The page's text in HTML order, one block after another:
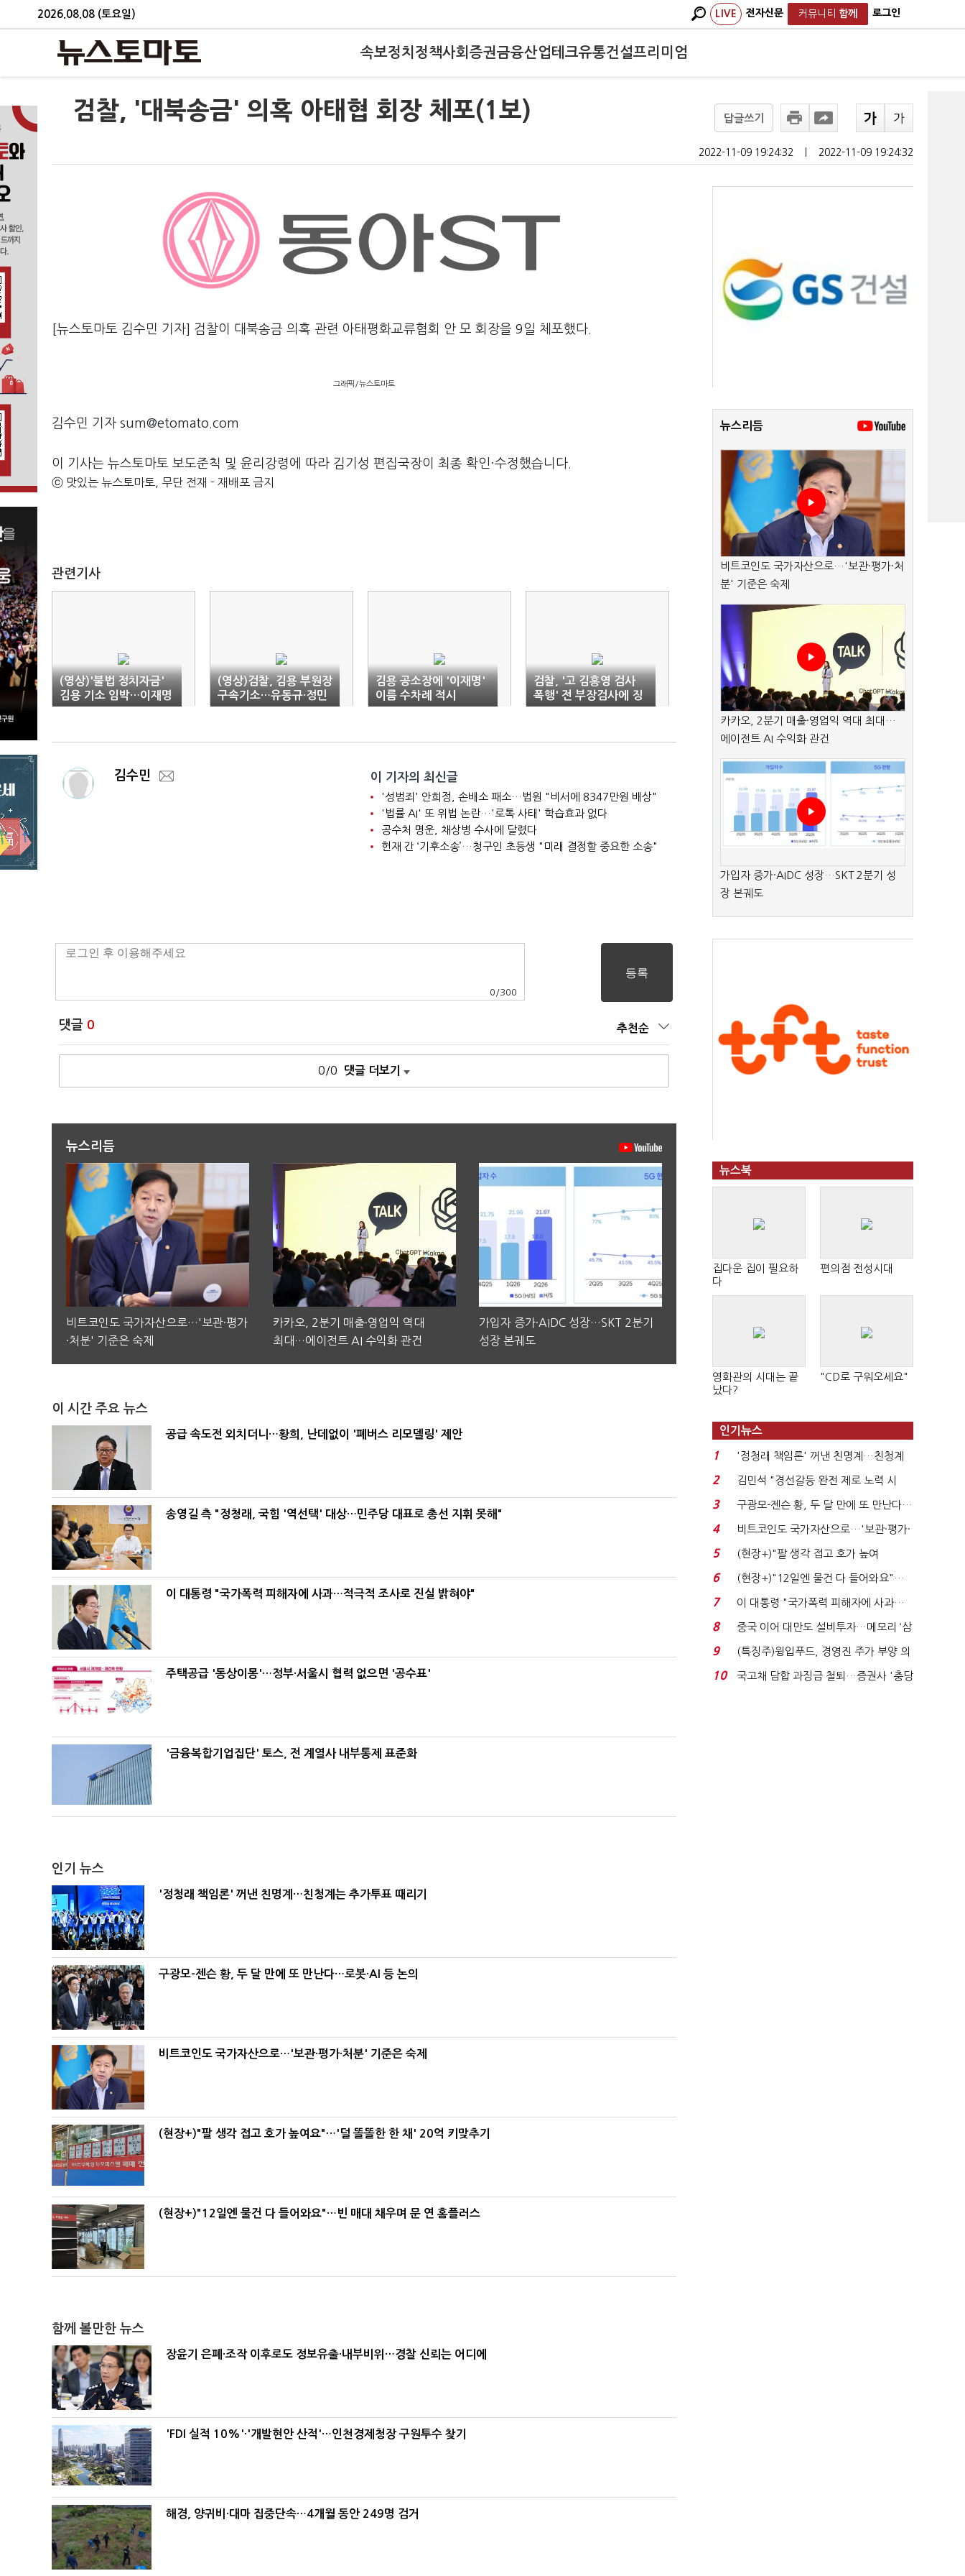
2026.08.08 (토요일) LIVE 전자신문 커뮤니티 함께 로그인
속보정치 정책사회 증권금융산업테크유통건설프리미엄
검찰, '대북송금' 의혹 아태협 회장 체포(1보) 답글쓰기
2022-11-09 19:24:32 2022-11-09 19:24:32
[뉴스토마토 김수민 기자] 검찰이 대북송금 의혹 관련 아태평화교류협회 안 모 회장을 9일 체포했다.
그래픽/뉴스토마토
김수민 기자 sum@etomato.com
이 기사는 뉴스토마토 보도준칙 및 윤리강령에 따라 김기성 편집국장이 최종 확인·수정했습니다.
ⓒ 맛있는 뉴스토마토, 무단 전재 - 재배포 금지
관련기사
(영상)'불법 정치자금'
김용 기소 임박…이재명
까지 확대될까
(영상)검찰, 김용 부원장
구속기소…유동규·정민
용·남욱도 재판에
김용 공소장에 '이재명'
이름 수차례 적시
검찰, '고 김홍영 검사
폭행' 전 부장검사에 징
역 1년6월 구형
김수민 이 기자의 최신글
'성범죄' 안희정, 손배소 패소…법원 "비서에 8347만원 배상"
'법률 AI' 또 위법 논란…'로톡 사태' 학습효과 없다
공수처 명운, 채상병 수사에 달렸다
헌재 간 ‘기후소송’…청구인 초등생 "미래 결정할 중요한 소송"
0 /300
댓글 0 추천순
0/0 댓글 더보기
뉴스리듬
비트코인도 국가자산으로…'보관·평가
·처분' 기준은 숙제
카카오, 2분기 매출·영업익 역대
최대…에이전트 AI 수익화 관건
가입자 증가·AIDC 성장…SKT 2분기
성장 본궤도
이 시간 주요 뉴스
공급 속도전 외치더니…황희, 난데없이 '폐버스 리모델링' 제안
송영길 측 "정청래, 국힘 '역선택' 대상…민주당 대표로 총선 지휘 못해"
이 대통령 "국가폭력 피해자에 사과…적극적 조사로 진실 밝혀야"
주택공급 '동상이몽'…정부·서울시 협력 없으면 '공수표'
'금융복합기업집단' 토스, 전 계열사 내부통제 표준화
인기 뉴스
'정청래 책임론' 꺼낸 친명계…친청계는 추가투표 때리기
구광모-젠슨 황, 두 달 만에 또 만난다…로봇·AI 등 논의
비트코인도 국가자산으로…'보관·평가·처분' 기준은 숙제
(현장+)"팔 생각 접고 호가 높여요"…'덜 똘똘한 한 채' 20억 키맞추기
(현장+)"12일엔 물건 다 들어와요"…빈 매대 채우며 문 연 홈플러스
함께 볼만한 뉴스
장윤기 은폐·조작 이후로도 정보유출·내부비위…경찰 신뢰는 어디에
'FDI 실적 10%'·'개발현안 산적'…인천경제청장 구원투수 찾기
해경, 양귀비·대마 집중단속…4개월 동안 249명 검거
뉴스리듬
비트코인도 국가자산으로…'보관·평가·처
분' 기준은 숙제
카카오, 2분기 매출·영업익 역대 최대…
에이전트 AI 수익화 관건
가입자 증가·AIDC 성장…SKT 2분기 성
장 본궤도
뉴스북
집다운 집이 필요하
다
편의점 전성시대
영화관의 시대는 끝
났다?
"CD로 구워오세요"
인기뉴스
1
'정청래 책임론' 꺼낸 친명계…친청계
는 추가투표 때리기...
2
김민석 "경선갈등 완전 제로 노력 시
작"…정청래 "반명 공...
3
구광모-젠슨 황, 두 달 만에 또 만난다…
로봇·AI 등 논...
4
비트코인도 국가자산으로…'보관·평가·
처분' 기준은 ...
5
(현장+)"팔 생각 접고 호가 높여
요"…'덜 똘똘한 한 채' 20...
6
(현장+)"12일엔 물건 다 들어와요"…
빈 매대 채우며 문 연 ...
7
이 대통령 "국가폭력 피해자에 사과…
적극적 조사로 진...
8
중국 이어 대만도 설비투자…메모리 ‘삼
국전쟁’
9
(특징주)윙입푸드, 경영진 주가 부양 의
지에 상한가...
10
국고채 담합 과징금 철퇴…증권사 '충당